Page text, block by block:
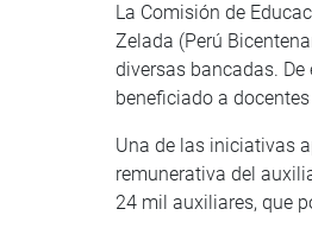
La Comisión de
Zelada (Perú
diversas bancadas.
beneficiado a
Una de las iniciativas
remunerativa del
24 mil auxiliares, que